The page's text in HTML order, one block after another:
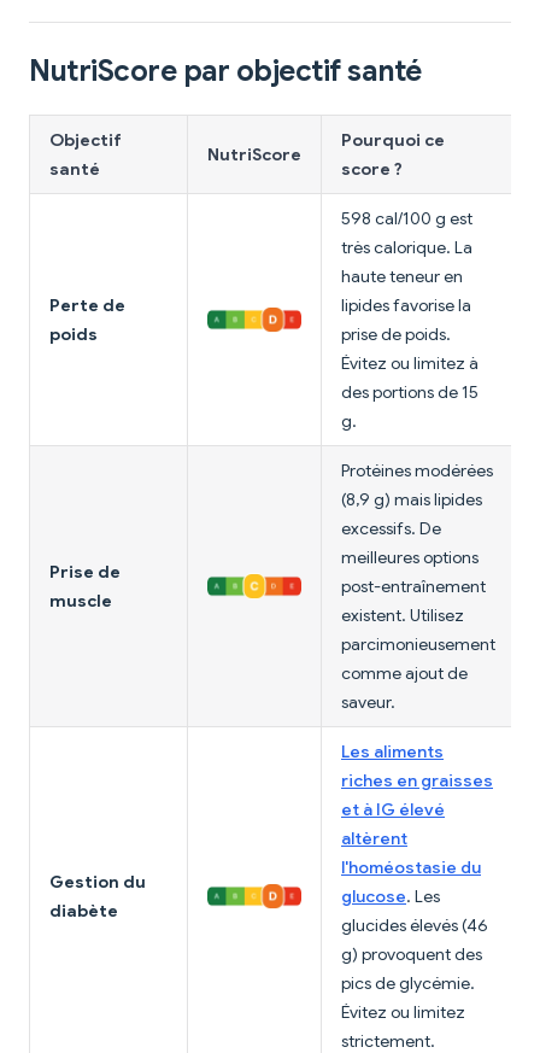
NutriScore par objectif santé
Objectif
santé
NutriScore
Pourquoi ce
score ?
Perte de
poids
598 cal/100 g est
très calorique. La
haute teneur en
lipides favorise la
prise de poids.
Évitez ou limitez à
des portions de 15
g.
Prise de
muscle
Protéines modérées
(8,9 g) mais lipides
excessifs. De
meilleures options
post-entraînement
existent. Utilisez
parcimonieusement
comme ajout de
saveur.
Gestion du
diabète
Les aliments
riches en graisses
et à IG élevé
altèrent
l'homéostasie du
glucose. Les
glucides élevés (46
g) provoquent des
pics de glycémie.
Évitez ou limitez
strictement.